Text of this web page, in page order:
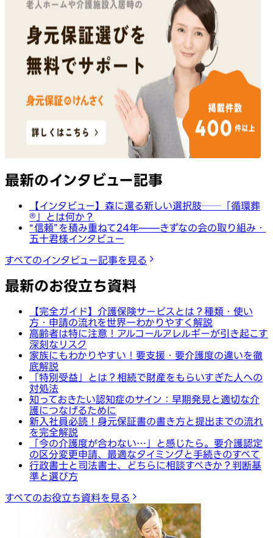
最新のインタビュー記事
【インタビュー】森に還る新しい選択肢──「循環葬
®︎」とは何か？
“信頼”を積み重ねて24年——きずなの会の取り組み・
五十君様インタビュー
すべてのインタビュー記事を見る
最新のお役立ち資料
【完全ガイド】介護保険サービスとは？種類・使い
方・申請の流れを世界一わかりやすく解説
高齢者は特に注意！アルコールアレルギーが引き起こす
深刻なリスク
家族にもわかりやすい！要支援・要介護度の違いを徹
底解説
「特別受益」とは？相続で財産をもらいすぎた人への
対処法
知っておきたい認知症のサイン：早期発見と適切な介
護につなげるために
新入社員必読！身元保証書の書き方と提出までの流れ
を完全解説
「今の介護度が合わない…」と感じたら。要介護認定
の区分変更申請、最適なタイミングと手続きのすべて
行政書士と司法書士、どちらに相談すべきか？判断基
準と選び方
すべてのお役立ち資料を見る